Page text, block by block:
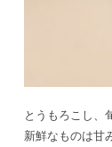
とうもろこし、
新鮮なものは甘